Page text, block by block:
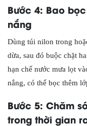
Bước 4: Bao
nắng
Dùng túi nilon trong
dừa, sau đó buộc chặt
hạn chế nước mưa lọt
nắng, có thể bọc thêm
Bước 5: Chăm
trong thời gian